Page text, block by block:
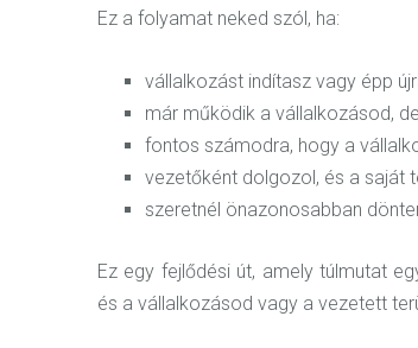
Ez a folyamat neked szól, ha:
vállalkozást indítasz vagy épp
már működik a vállalkozásod,
fontos számodra, hogy a
vezetőként dolgozol, és a saját
szeretnél önazonosabban
Ez egy fejlődési út, amely túlmutat
és a vállalkozásod vagy a vezetett